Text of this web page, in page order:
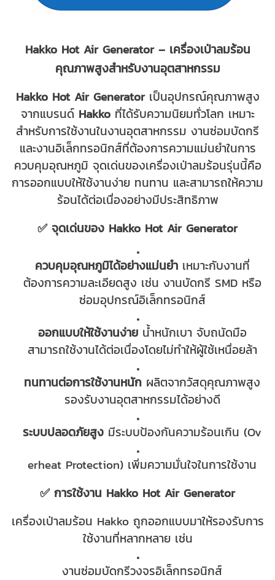
Hakko Hot Air Generator – เครื่องเป่าลมร้อน
คุณภาพสูงสำหรับงานอุตสาหกรรม
Hakko Hot Air Generatorเป็นอุปกรณ์คุณภาพสูง
จากแบรนด์ Hakkoที่ได้รับความนิยมทั่วโลก เหมาะ
สำหรับการใช้งานในงานอุตสาหกรรม งานซ่อมบัดกรี
และงานอิเล็กทรอนิกส์ที่ต้องการความแม่นยำในการ
ควบคุมอุณหภูมิ จุดเด่นของเครื่องเป่าลมร้อนรุ่นนี้คือ
การออกแบบให้ใช้งานง่าย ทนทาน และสามารถให้ความ
ร้อนได้ต่อเนื่องอย่างมีประสิทธิภาพ
✅ จุดเด่นของ Hakko Hot Air Generator
ควบคุมอุณหภูมิได้อย่างแม่นยำเหมาะกับงานที่
ต้องการความละเอียดสูง เช่น งานบัดกรี SMD หรือ
ซ่อมอุปกรณ์อิเล็กทรอนิกส์
ออกแบบให้ใช้งานง่ายน้ำหนักเบา จับถนัดมือ
สามารถใช้งานได้ต่อเนื่องโดยไม่ทำให้ผู้ใช้เหนื่อยล้า
ทนทานต่อการใช้งานหนัก ผลิตจากวัสดุคุณภาพสูง
รองรับงานอุตสาหกรรมได้อย่างดี
ระบบปลอดภัยสูง มีระบบป้องกันความร้อนเกิน (Ov
erheat Protection) เพิ่มความมั่นใจในการใช้งาน
✅ การใช้งาน Hakko Hot Air Generator
เครื่องเป่าลมร้อน Hakko ถูกออกแบบมาให้รองรับการ
ใช้งานที่หลากหลาย เช่น
งานซ่อมบัดกรีวงจรอิเล็กทรอนิกส์